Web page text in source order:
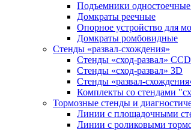
Подъемники
Домкраты реечные
Опорное устройство для
Домкраты ромбовидные
Стенды «развал-схождения»
Стенды «сход-развал»
Стенды «сход-развал» 3D
Стенды «развал-
Комплекты со стендами
Тормозные стенды и
Линии с площадочными
Линии с роликовыми